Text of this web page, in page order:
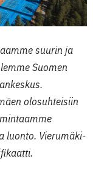
suurin ja
Suomen
olosuhteisiin
luonto. Vierumäki-